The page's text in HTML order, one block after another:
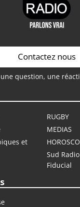
Contactez nous
question, une
RUGBY
MEDIAS
et
Sud
Fiducial